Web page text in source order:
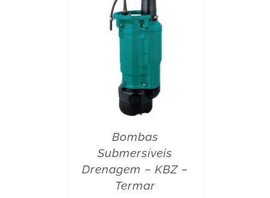
Bombas
Submersíveis
Drenagem – KBZ –
Termar